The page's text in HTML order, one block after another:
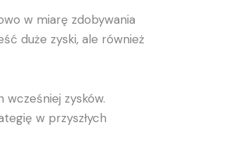
w miarę zdobywania
duże zyski, ale również
zysków.
w przyszłych